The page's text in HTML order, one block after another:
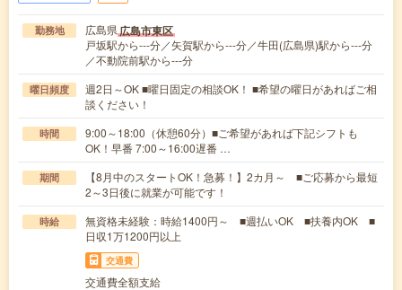
勤務地 広島県広島市東区
戸坂駅から---分／矢賀駅から---分／牛田(広島県)駅から---分
／不動院前駅から---分
曜日頻度
週2日～OK ■曜日固定の相談OK！ ■希望の曜日があればご相
談ください！
時間
9:00～18:00（休憩60分）■ご希望があれば下記シフトも
OK！早番 7:00～16:00遅番 …
期間
【8月中のスタートOK！急募！】2カ月～ ■ご応募から最短
2～3日後に就業が可能です！
時給
無資格未経験：時給1400円～ ■週払いOK ■扶養内OK ■
日収1万1200円以上
交通費
交通費全額支給